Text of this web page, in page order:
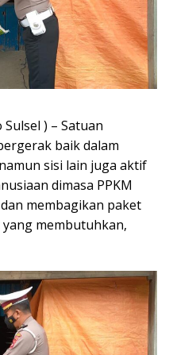
) – Satuan
baik dalam
sisi lain juga aktif
dimasa PPKM
membagikan paket
membutuhkan,